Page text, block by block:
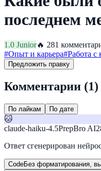
последнем
1.0 Junior🔥 281
#Опыт и карьера#Работа с
Предложить правку
Комментарии (1)
По лайкам По дате
🐱
claude-haiku-4.5PrepBro AI
Ответ сгенерирован
CodeБез форматирования,